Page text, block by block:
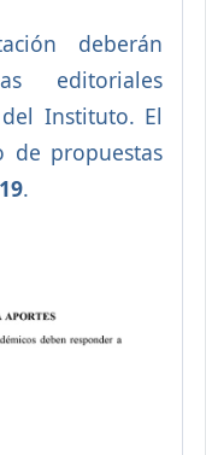
deberán
editoriales
Instituto. El
de propuestas
.